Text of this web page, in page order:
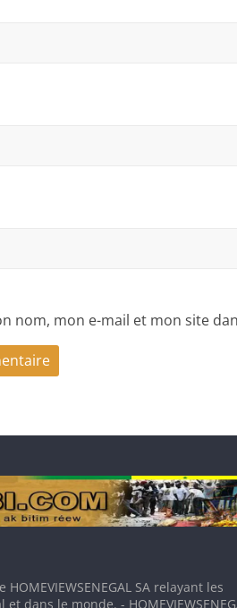
nom, mon e-mail et mon site
HOMEVIEWSENEGAL SA relayant les
dans le monde. -